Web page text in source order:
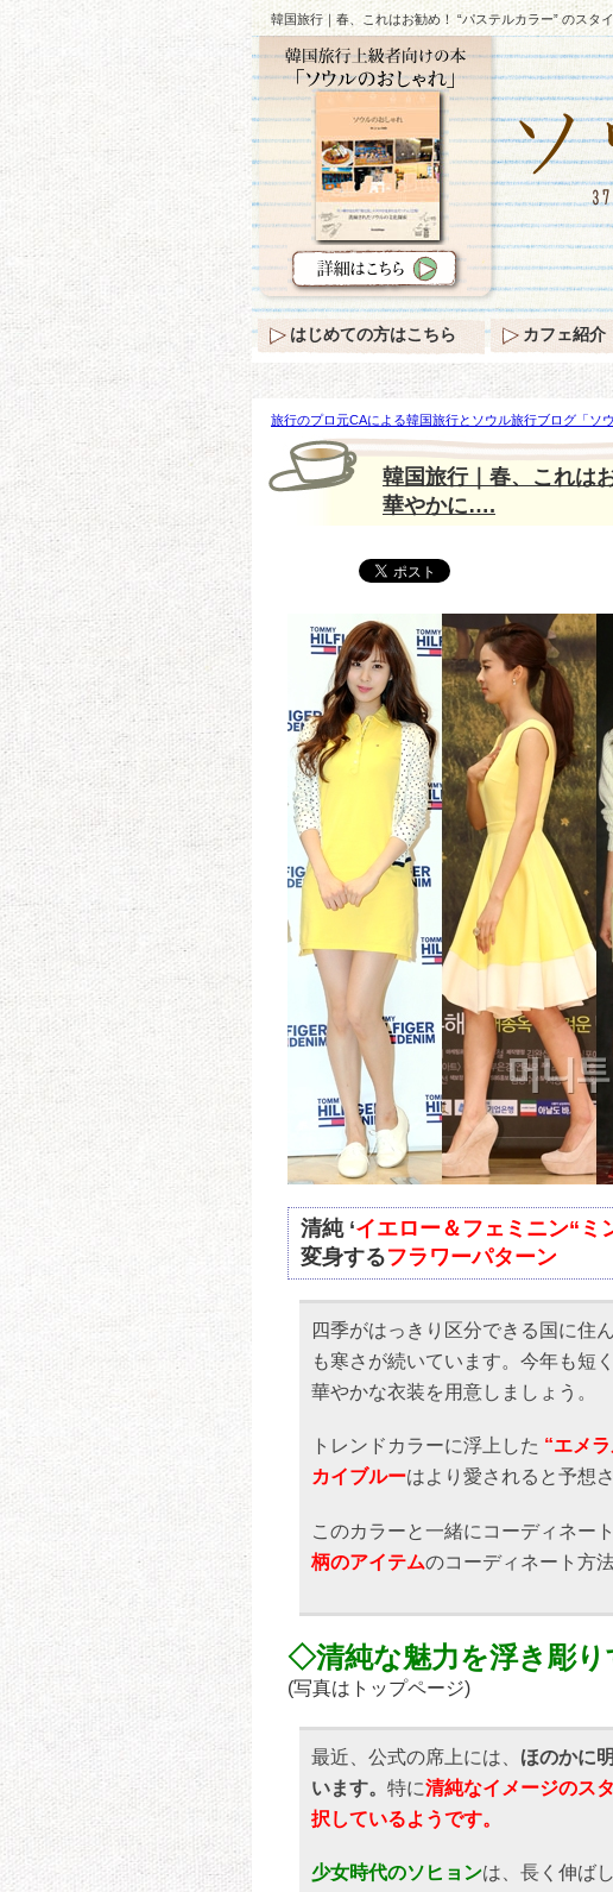
韓国旅行｜春、これはお勧め！ “パステルカラー” のスタ
旅行のプロ元CAによる韓国旅行とソウル旅行ブログ「ソ
はお勧め！ “パステルカラー” のスタイリングで華やかに
韓国旅行｜春、これは
華やかに….
清純 ‘イエロー＆フェミニン“ミ
変身するフラワーパターン
四季がはっきり区分できる国に住
も寒さが続いています。今年も短
華やかな衣装を用意しましょう。
トレンドカラーに浮上した “エメ
カイブルーはより愛されると予想さ
このカラーと一緒にコーディネー
柄のアイテムのコーディネート方
◇清純な魅力を浮き彫り
(写真はトップページ)
最近、公式の席上には、 ほのかに
います。 特に清純なイメージのス
択しているようです。
少女時代のソヒョンは、長く伸ば
はじめての方はこちら カフェ紹介